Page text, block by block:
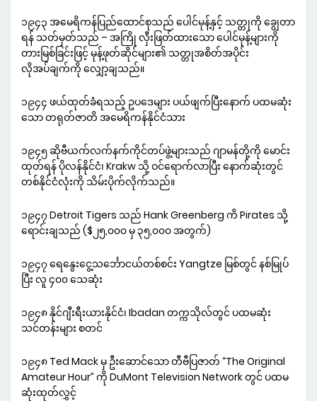
၁၉၄၃ အမေရိကန်ပြည်ထောင်စုသည် ပေါင်မုန့်နှင့် သတ္တုကို ချွေတာ
ရန် သတ်မှတ်သည် – အကြို လှီးဖြတ်ထားသော ပေါင်မုန့်များကို
တားမြစ်ခြင်းဖြင့် မုန့်ဖုတ်ဆိုင်များ၏ သတ္တုအစိတ်အပိုင်း
လိုအပ်ချက်ကို လျှော့ချသည်။
၁၉၄၄ ဖယ်ထုတ်ခံရသည့် ဥပဒေများ ပယ်ဖျက်ပြီးနောက် ပထမဆုံး
သော တရုတ်ဇာတိ အမေရိကန်နိုင်ငံသား
၁၉၄၅ ဆိုဗီယက်လက်နက်ကိုင်တပ်ဖွဲ့များသည် ဂျာမန်တို့ကို မောင်း
ထုတ်ရန် ပိုလန်နိုင်ငံ၊ Krakw သို့ ဝင်ရောက်လာပြီး နောက်ဆုံးတွင်
တစ်နိုင်ငံလုံးကို သိမ်းပိုက်လိုက်သည်။
၁၉၄၇ Detroit Tigers သည် Hank Greenberg ကိ Pirates သို့
ရောင်းချသည် ($၂၅,၀၀၀ မှ ၃၅,၀၀၀ အတွက်)
၁၉၄၇ ရေနွေးငွေ့သင်္ဘောငယ်တစ်စင်း Yangtze မြစ်တွင် နစ်မြုပ်
ပြီး လူ ၄၀၀ သေဆုံး
၁၉၄၈ နိုင်ဂျီးရီးယားနိုင်ငံ၊ Ibadan တက္ကသိုလ်တွင် ပထမဆုံး
သင်တန်းများ စတင်
၁၉၄၈ Ted Mack မှ ဦးဆောင်သော တီဗီပြဇာတ် “The Original
Amateur Hour” ကို DuMont Television Network တွင် ပထမ
ဆုံးထုတ်လွှင့်